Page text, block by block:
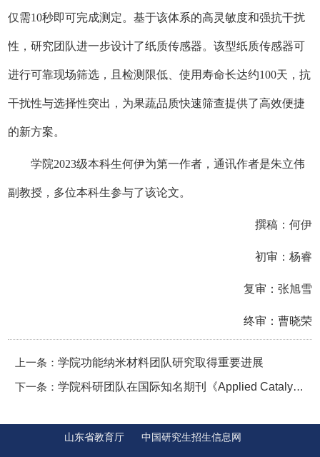
仅需10秒即可完成测定。基于该体系的高灵敏度和强抗干扰
性，研究团队进一步设计了纸质传感器。该型纸质传感器可
进行可靠现场筛选，且检测限低、使用寿命长达约100天，抗
干扰性与选择性突出，为果蔬品质快速筛查提供了高效便捷
的新方案。
学院2023级本科生何伊为第一作者，通讯作者是朱立伟
副教授，多位本科生参与了该论文。
撰稿：何伊
初审：杨睿
复审：张旭雪
终审：曹晓荣
上一条：学院功能纳米材料团队研究取得重要进展
下一条：学院科研团队在国际知名期刊《Applied Catalysis B: Environment and Energy》发表研究成果，揭示单原子-碳/氮缺陷协同降解乙酰氨基酚新机制
山东省教育厅 中国研究生招生信息网